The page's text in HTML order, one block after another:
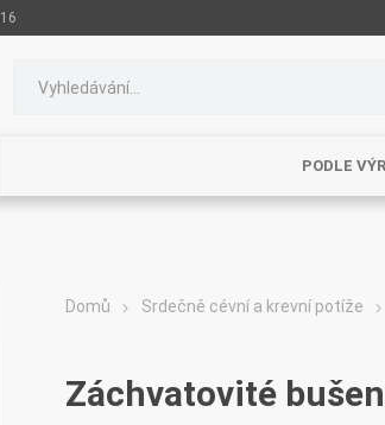
PODLE
Domů Srdečně cévní a krevní potíže
Záchvatovité